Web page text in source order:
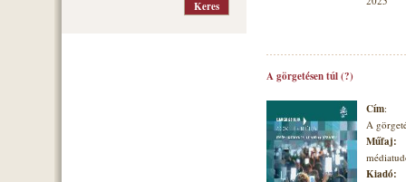
A görgetésen túl (?)
Cím:
A
Műfaj:
Kiadó: